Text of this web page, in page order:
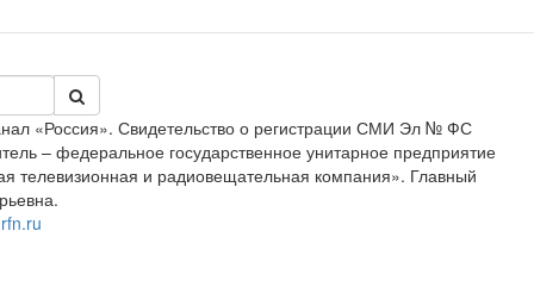
«Россия». Свидетельство о регистрации СМИ Эл № ФС
– федеральное государственное унитарное предприятие
телевизионная и радиовещательная компания». Главный